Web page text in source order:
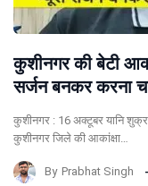
कुशीनगर की बेटी
सर्जन बनकर करना
कुशीनगर : 16 अक्टूबर यानि
कुशीनगर जिले की आकांक्षा…
By Prabhat Singh